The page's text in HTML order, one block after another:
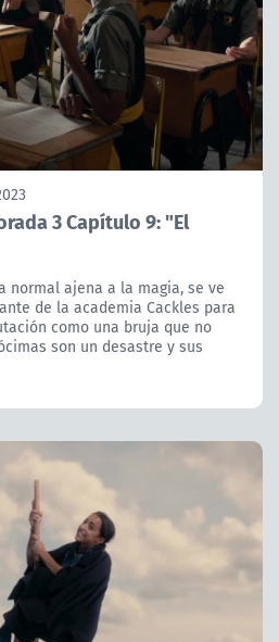
3 Capítulo 9: "El
normal ajena a la magia, se ve
de la academia Cackles para
como una bruja que no
son un desastre y sus